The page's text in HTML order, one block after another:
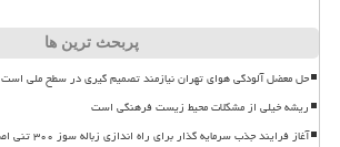
پربحث ترین ها
حل معضل آلودگی هوای تهران نیازمند تصمیم گیری در سطح ملی است
ریشه خیلی از مشکلات محیط زیست فرهنگی است
آغاز فرایند جذب سرمایه گذار برای راه اندازی زباله سوز ۳۰۰ تنی اصفهان